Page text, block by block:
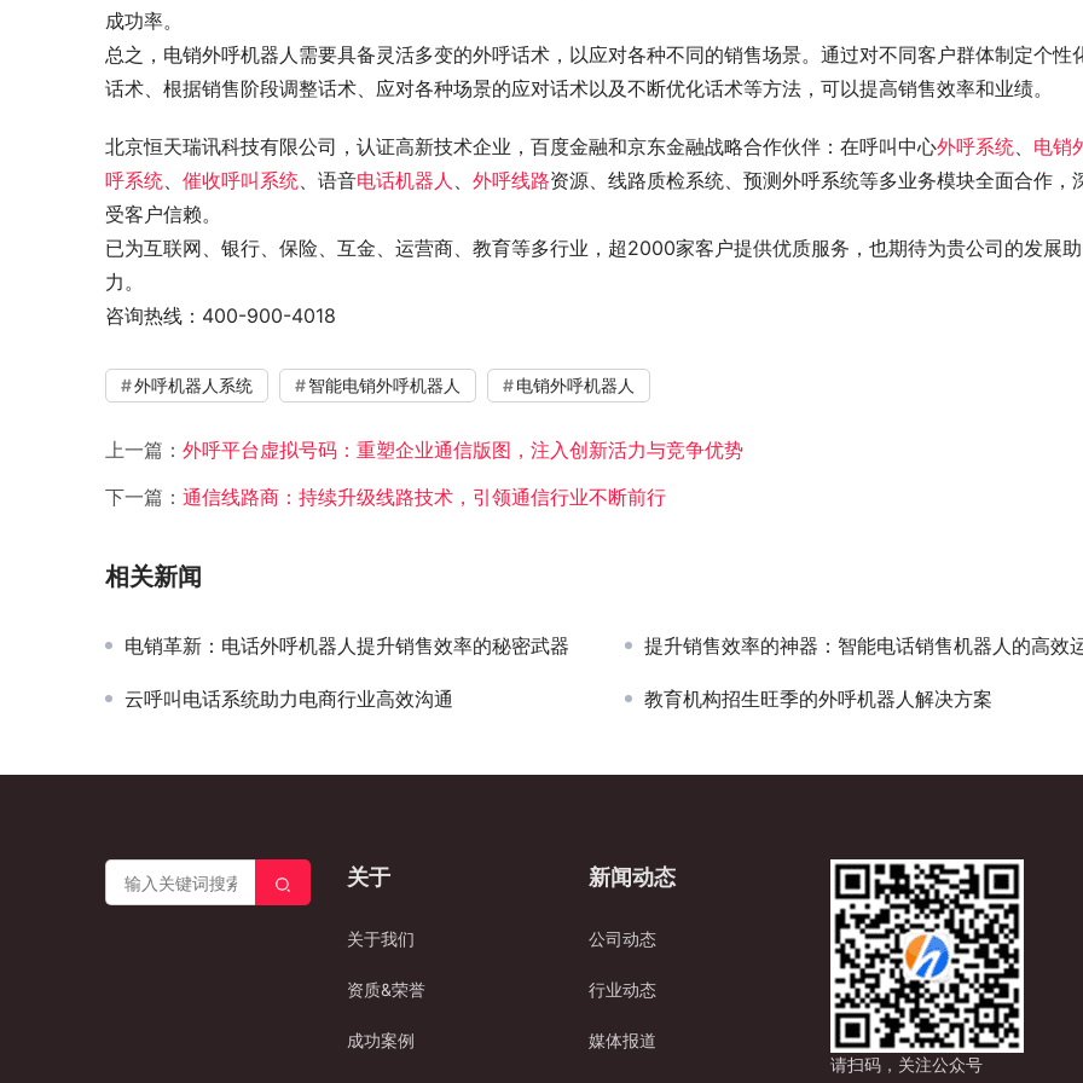
成功率。
总之，电销外呼机器人需要具备灵活多变的外呼话术，以应对各种不同的销售场景。通过对不同客户群体制定个性
话术、根据销售阶段调整话术、应对各种场景的应对话术以及不断优化话术等方法，可以提高销售效率和业绩。
北京恒天瑞讯科技有限公司，认证高新技术企业，百度金融和京东金融战略合作伙伴：在呼叫中心外呼系统、 电销
呼系统、 催收呼叫系统、语音电话机器人 、 外呼线路资源、线路质检系统、预测外呼系统等多业务模块全面合作，
受客户信赖。
已为互联网、银行、保险、互金、运营商、教育等多行业，超2000家客户提供优质服务，也期待为贵公司的发展助
力。
咨询热线：400-900-4018
外呼机器人系统 智能电销外呼机器人 电销外呼机器人
上一篇： 外呼平台虚拟号码：重塑企业通信版图，注入创新活力与竞争优势
下一篇： 通信线路商：持续升级线路技术，引领通信行业不断前行
相关新闻
电销革新：电话外呼机器人提升销售效率的秘密武器 提升销售效率的神器：智能电话销售机器人的高效运作模
云呼叫电话系统助力电商行业高效沟通 教育机构招生旺季的外呼机器人解决方案
关于
关于我们
资质&荣誉
成功案例
新闻动态
公司动态
行业动态
媒体报道
请扫码，关注公众号